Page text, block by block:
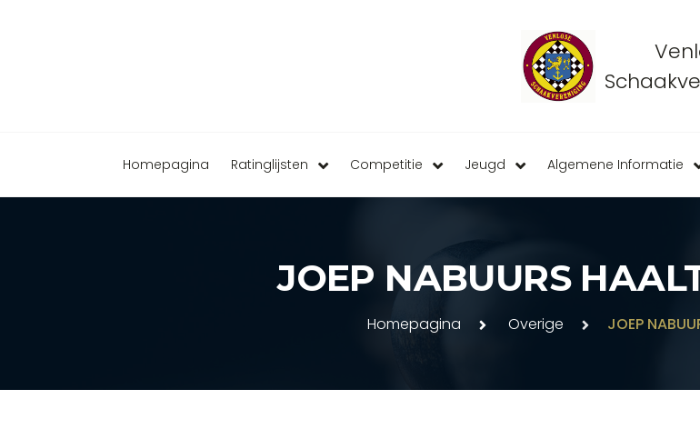
Homepagina Ratinglijsten Competitie Jeugd Algemene Informatie
JOEP NABUURS
Homepagina Overige JOEP